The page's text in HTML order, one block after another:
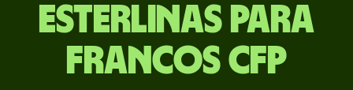
esterlinas para
Francos CFP